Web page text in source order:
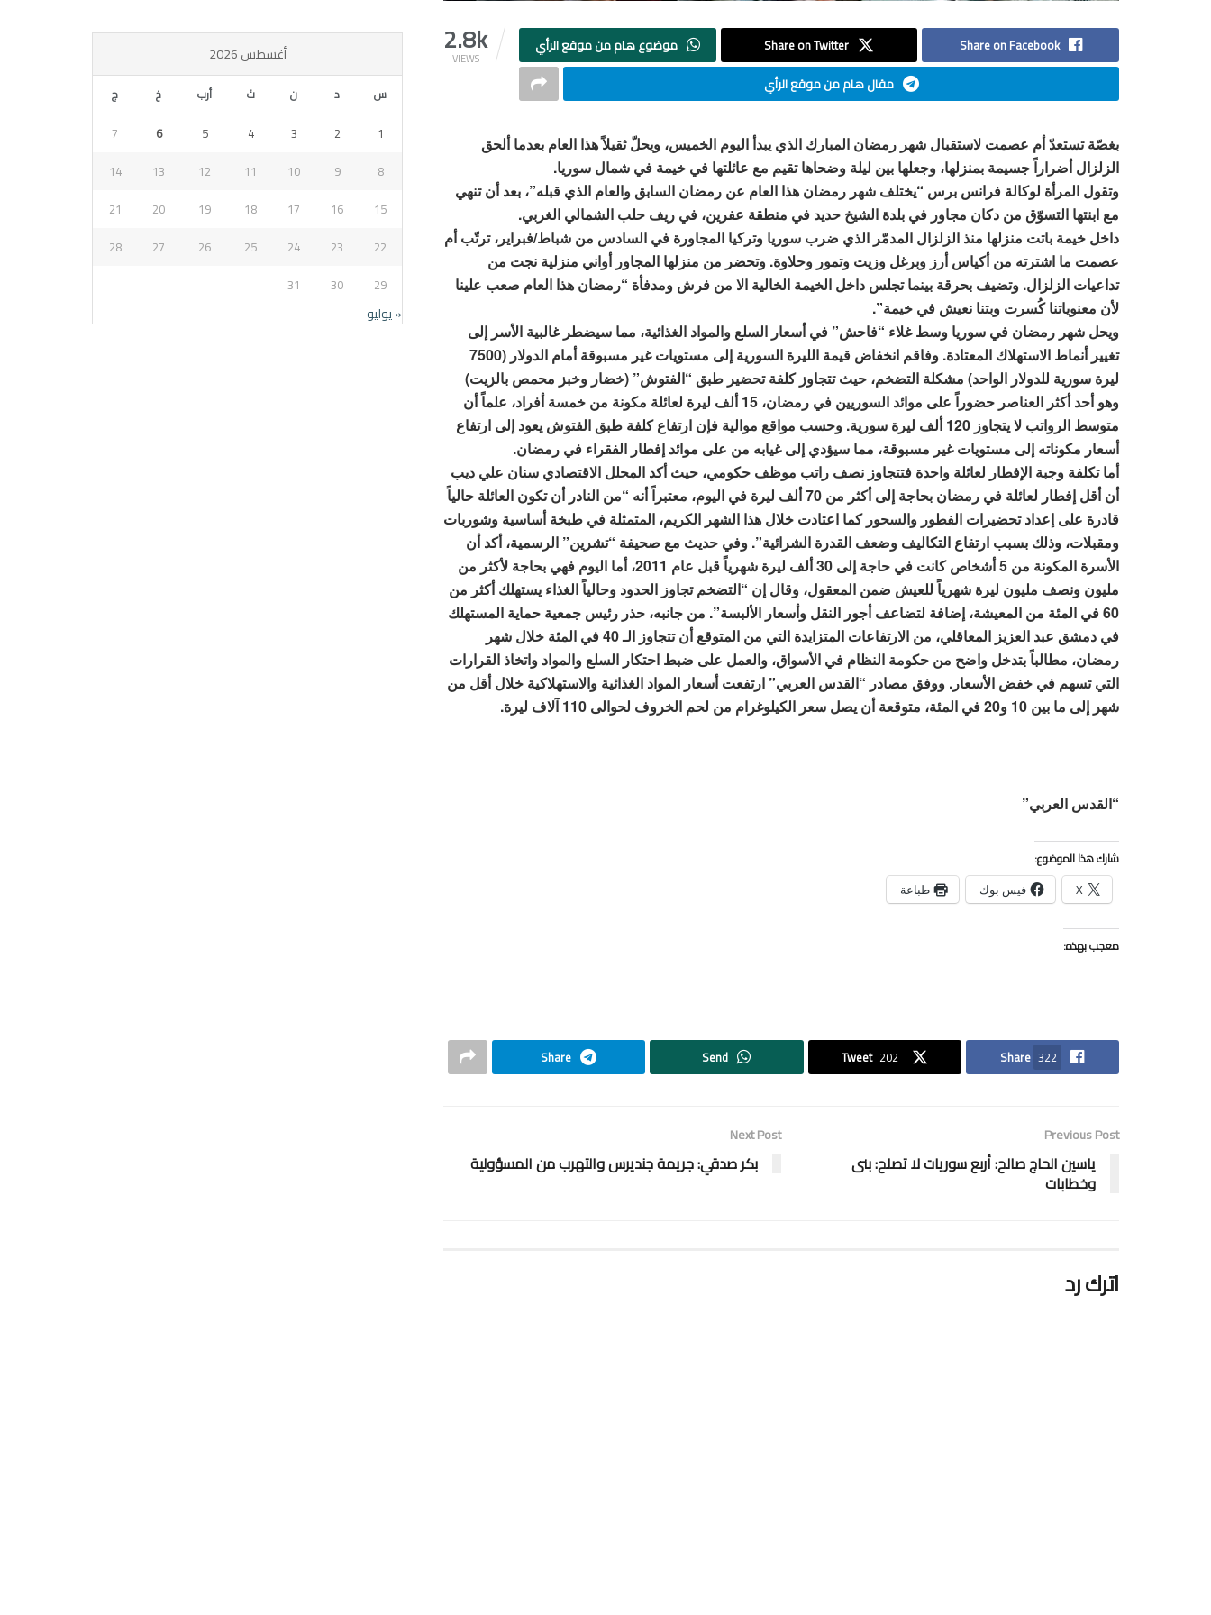
2.8k
VIEWS
Share on Facebook
Share on Twitter
موضوع هام من موقع الرأي
مقال هام من موقع الرأي
بغصّة تستعدّ أم عصمت لاستقبال شهر رمضان المبارك الذي يبدأ اليوم الخميس، ويحلّ ثقيلاً هذا العام بعدما ألحق
الزلزال أضراراً جسيمة بمنزلها، وجعلها بين ليلة وضحاها تقيم مع عائلتها في خيمة في شمال سوريا.
وتقول المرأة لوكالة فرانس برس “يختلف شهر رمضان هذا العام عن رمضان السابق والعام الذي قبله”، بعد أن تنهي
مع ابنتها التسوّق من دكان مجاور في بلدة الشيخ حديد في منطقة عفرين، في ريف حلب الشمالي الغربي.
داخل خيمة باتت منزلها منذ الزلزال المدمّر الذي ضرب سوريا وتركيا المجاورة في السادس من شباط/فبراير، ترتّب أم
عصمت ما اشترته من أكياس أرز وبرغل وزيت وتمور وحلاوة. وتحضر من منزلها المجاور أواني منزلية نجت من
تداعيات الزلزال. وتضيف بحرقة بينما تجلس داخل الخيمة الخالية الا من فرش ومدفأة “رمضان هذا العام صعب علينا
لأن معنوياتنا كُسرت وبتنا نعيش في خيمة”.
ويحل شهر رمضان في سوريا وسط غلاء “فاحش” في أسعار السلع والمواد الغذائية، مما سيضطر غالبية الأسر إلى
تغيير أنماط الاستهلاك المعتادة. وفاقم انخفاض قيمة الليرة السورية إلى مستويات غير مسبوقة أمام الدولار (7500
ليرة سورية للدولار الواحد) مشكلة التضخم، حيث تتجاوز كلفة تحضير طبق “الفتوش” (خضار وخبز محمص بالزيت)
وهو أحد أكثر العناصر حضوراً على موائد السوريين في رمضان، 15 ألف ليرة لعائلة مكونة من خمسة أفراد، علماً أن
متوسط الرواتب لا يتجاوز 120 ألف ليرة سورية. وحسب مواقع موالية فإن ارتفاع كلفة طبق الفتوش يعود إلى ارتفاع
أسعار مكوناته إلى مستويات غير مسبوقة، مما سيؤدي إلى غيابه من على موائد إفطار الفقراء في رمضان.
أما تكلفة وجبة الإفطار لعائلة واحدة فتتجاوز نصف راتب موظف حكومي، حيث أكد المحلل الاقتصادي سنان علي ديب
أن أقل إفطار لعائلة في رمضان بحاجة إلى أكثر من 70 ألف ليرة في اليوم، معتبراً أنه “من النادر أن تكون العائلة حالياً
قادرة على إعداد تحضيرات الفطور والسحور كما اعتادت خلال هذا الشهر الكريم، المتمثلة في طبخة أساسية وشوربات
ومقبلات، وذلك بسبب ارتفاع التكاليف وضعف القدرة الشرائية”. وفي حديث مع صحيفة “تشرين” الرسمية، أكد أن
الأسرة المكونة من 5 أشخاص كانت في حاجة إلى 30 ألف ليرة شهرياً قبل عام 2011، أما اليوم فهي بحاجة لأكثر من
مليون ونصف مليون ليرة شهرياً للعيش ضمن المعقول، وقال إن “التضخم تجاوز الحدود وحالياً الغذاء يستهلك أكثر من
60 في المئة من المعيشة، إضافة لتضاعف أجور النقل وأسعار الألبسة”. من جانبه، حذر رئيس جمعية حماية المستهلك
في دمشق عبد العزيز المعاقلي، من الارتفاعات المتزايدة التي من المتوقع أن تتجاوز الـ 40 في المئة خلال شهر
رمضان، مطالباً بتدخل واضح من حكومة النظام في الأسواق، والعمل على ضبط احتكار السلع والمواد واتخاذ القرارات
التي تسهم في خفض الأسعار. ووفق مصادر “القدس العربي” ارتفعت أسعار المواد الغذائية والاستهلاكية خلال أقل من
شهر إلى ما بين 10 و20 في المئة، متوقعة أن يصل سعر الكيلوغرام من لحم الخروف لحوالى 110 آلاف ليرة.
“القدس العربي”
شارك هذا الموضوع:
X فيس بوك طباعة
معجب بهذه:
Share 322
Tweet 202
Send
Share
Previous Post
ياسين الحاج صالح: أربع سوريات لا تصلح: بنى
وخطابات
Next Post
بكر صدقي: جريمة جنديرس والتهرب من المسؤولية
اترك رد
أغسطس 2026
س د ن ث أرب خ ج
1
2
3
4
5
6
7
8
9
10
11
12
13
14
15
16
17
18
19
20
21
22
23
24
25
26
27
28
29
30
31
« يوليو